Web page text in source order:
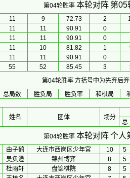
第04轮胜率 本轮对阵 第05
11 9 72.73 2
11 11 90.91
0
11 11 90.91
0
11 10 81.82 1
11 11 90.91
0
55 52 85.45 3
第04轮胜率方括号中为先弃后
总局数 胜负局 胜负率 和棋局
姓名 团体 场分
总
第04轮胜率 本轮对阵个人
由子鹤 大连市西岗区少年宫 10
5
吴奂澄 锦州博弈 8
5
杜雨轩 盘锦棋院 8
5